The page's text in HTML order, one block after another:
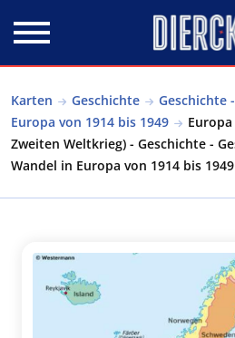
Karten Geschichte
Geschichte
Europa von 1914 bis 1949
Zweiten Weltkrieg) - Geschichte -
Wandel in Europa von 1914 bis 1949